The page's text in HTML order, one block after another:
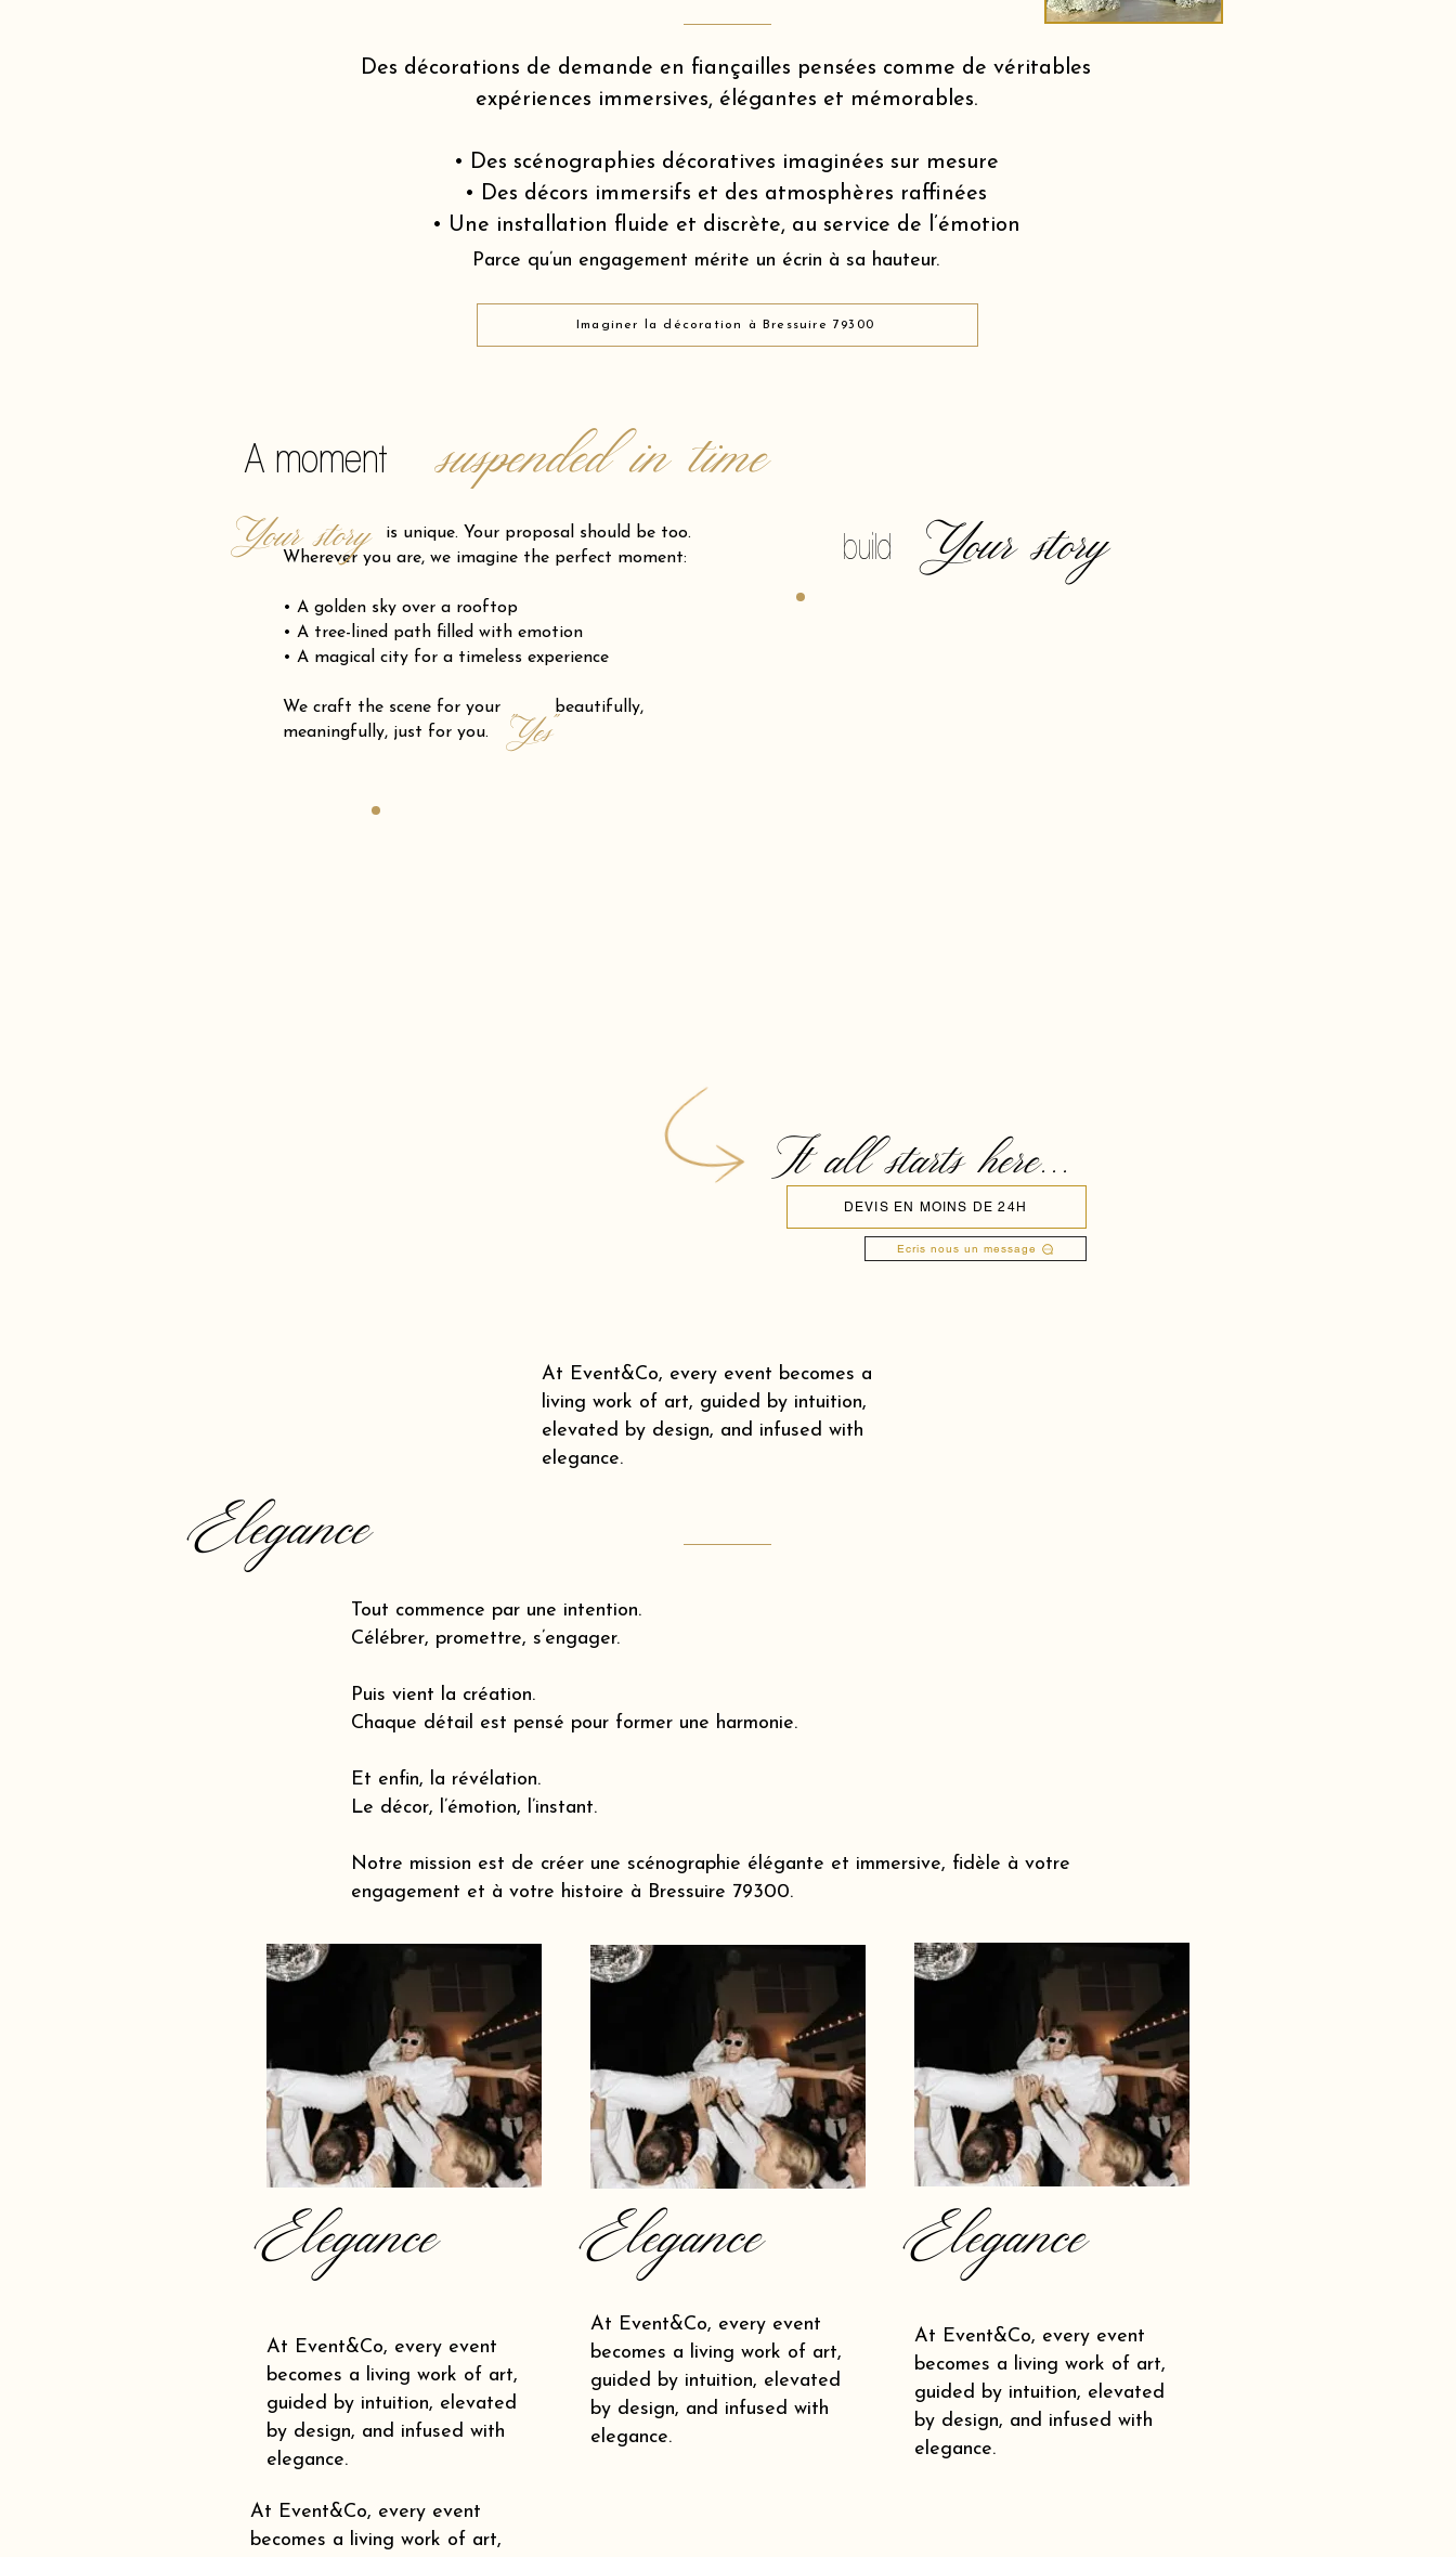
Des décorations de demande en fiançailles pensées comme de véritables
expériences immersives, élégantes et mémorables.
• Des scénographies décoratives imaginées sur mesure
• Des décors immersifs et des atmosphères raffinées
• Une installation fluide et discrète, au service de l’émotion
Parce qu’un engagement mérite un écrin à sa hauteur.
Imaginer la décoration à Bressuire 79300
A moment suspended in time
is unique. Your proposal should be too.
Wherever you are, we imagine the perfect moment:
• A golden sky over a rooftop
• A tree-lined path filled with emotion
• A magical city for a timeless experience
We craft the scene for your beautifully,
meaningfully, just for you.
Your story
"Yes"
build Your story
It all starts here...
Ecris nous un message
DEVIS EN MOINS DE 24H
At Event&Co, every event becomes a
living work of art, guided by intuition,
elevated by design, and infused with
elegance.
Elegance
Tout commence par une intention.
Célébrer, promettre, s’engager.
Puis vient la création.
Chaque détail est pensé pour former une harmonie.
Et enfin, la révélation.
Le décor, l’émotion, l’instant.
Notre mission est de créer une scénographie élégante et immersive, fidèle à votre
engagement et à votre histoire à Bressuire 79300.
Elegance Elegance Elegance
At Event&Co, every event
becomes a living work of art,
guided by intuition, elevated
by design, and infused with
elegance.
At Event&Co, every event
becomes a living work of art,
guided by intuition, elevated
by design, and infused with
elegance.
At Event&Co, every event
becomes a living work of art,
guided by intuition, elevated
by design, and infused with
elegance.
At Event&Co, every event
becomes a living work of art,